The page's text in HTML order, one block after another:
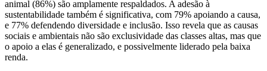
animal (86%) são amplamente respaldados. A adesão à
sustentabilidade também é significativa, com 79% apoiando a causa,
e 77% defendendo diversidade e inclusão. Isso revela que as causas
sociais e ambientais não são exclusividade das classes altas, mas que
o apoio a elas é generalizado, e possivelmente liderado pela baixa
renda.